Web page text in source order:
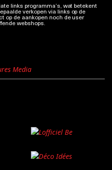
links programma’s, wat betekent
verkopen via links op de
op de aankopen noch de user
webshops.